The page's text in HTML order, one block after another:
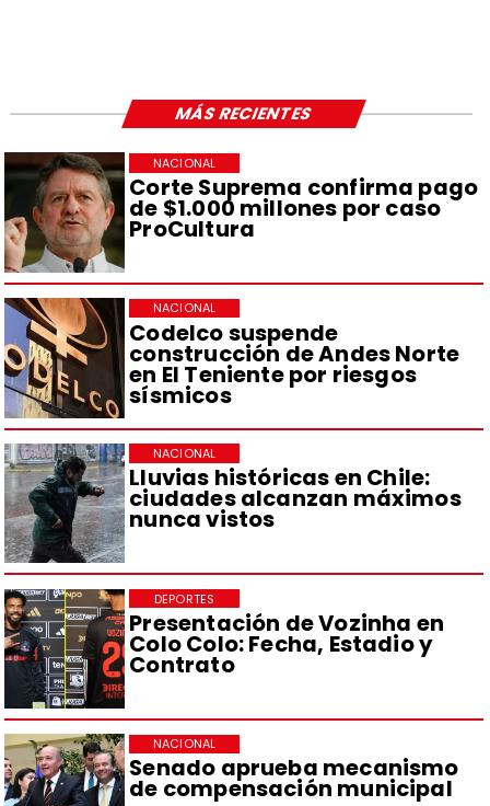
Corte Suprema confirma pago
de $1.000 millones por caso
ProCultura
NACIONAL
Codelco suspende
construcción de Andes Norte
en El Teniente por riesgos
sísmicos
NACIONAL
Lluvias históricas en Chile:
ciudades alcanzan máximos
nunca vistos
NACIONAL
Presentación de Vozinha en
Colo Colo: Fecha, Estadio y
Contrato
DEPORTES
Senado aprueba mecanismo
de compensación municipal
NACIONAL
MÁS RECIENTES